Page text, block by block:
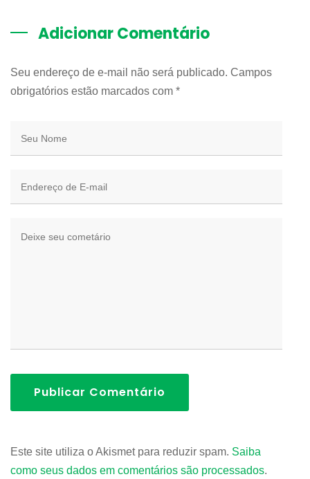
Adicionar Comentário
Seu endereço de e-mail não será publicado. Campos
obrigatórios estão marcados com *
Publicar Comentário
Este site utiliza o Akismet para reduzir spam. Saiba
como seus dados em comentários são processados.